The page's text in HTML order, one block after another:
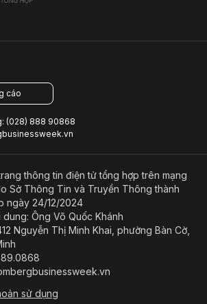
cáo
(028) 888 90868
thông tin điện tử tổng hợp trên mạng
Sở Thông Tin và Truyền Thông thành
ngày 24/12/2024
dung: Ông Võ Quốc Khánh
Nguyễn Thị Minh Khai, phường Bàn Cờ,
sử dụng